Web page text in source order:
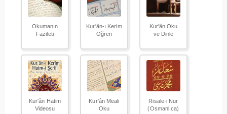
Okumanın
Fazileti
Kur'ân-ı Kerim
Öğren
Kur'ân Oku
ve Dinle
Kur'ân Hatim
Videosu
Kur'ân Meali
Oku
Risale-i Nur
(Osmanlıca)